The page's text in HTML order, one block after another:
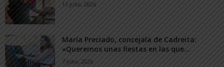
11 julio, 2026
María Preciado, concejala de Cadreita:
«Queremos unas fiestas en las que...
7 julio, 2026